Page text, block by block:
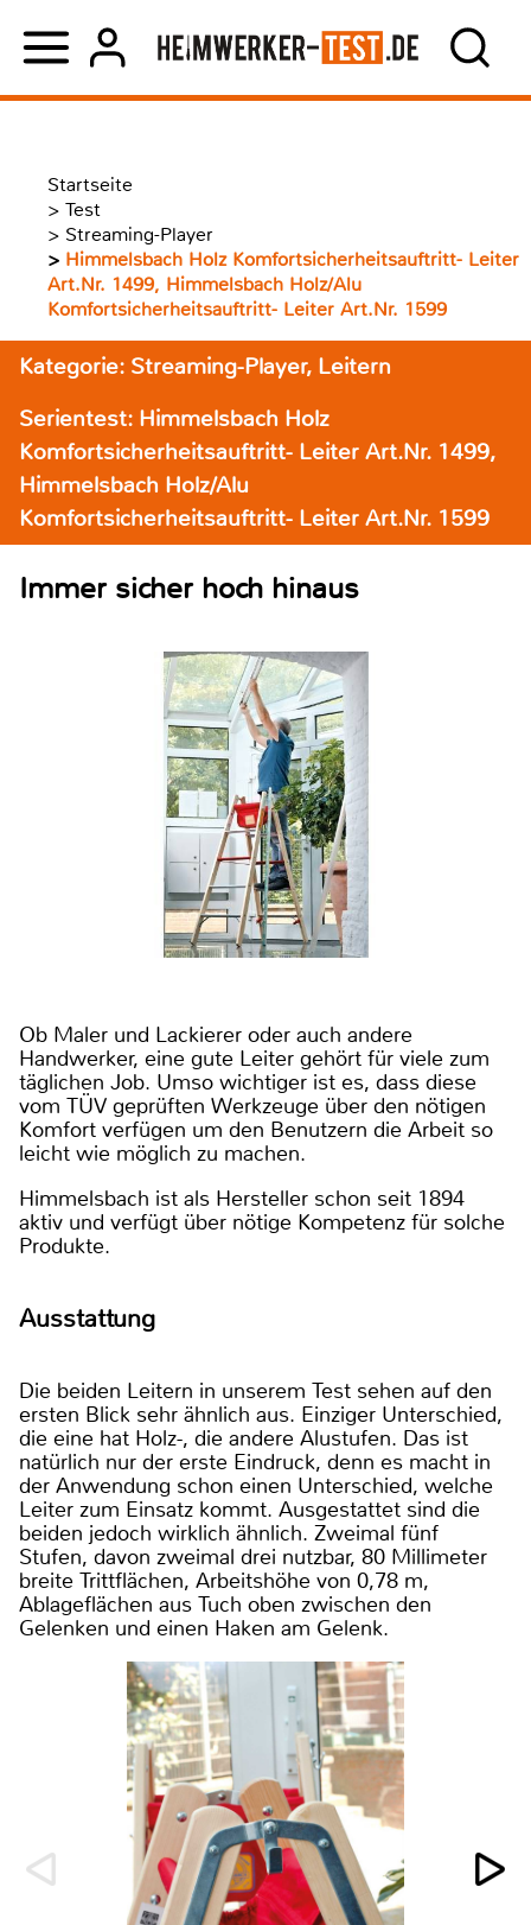
Startseite
> Test
> Streaming-Player
> Himmelsbach Holz Komfortsicherheitsauftritt- Leiter
Art.Nr. 1499, Himmelsbach Holz/Alu
Komfortsicherheitsauftritt- Leiter Art.Nr. 1599
Kategorie: Streaming-Player, Leitern
Serientest: Himmelsbach Holz
Komfortsicherheitsauftritt- Leiter Art.Nr. 1499,
Himmelsbach Holz/Alu
Komfortsicherheitsauftritt- Leiter Art.Nr. 1599
Immer sicher hoch hinaus
Ob Maler und Lackierer oder auch andere
Handwerker, eine gute Leiter gehört für viele zum
täglichen Job. Umso wichtiger ist es, dass diese
vom TÜV geprüften Werkzeuge über den nötigen
Komfort verfügen um den Benutzern die Arbeit so
leicht wie möglich zu machen.
Himmelsbach ist als Hersteller schon seit 1894
aktiv und verfügt über nötige Kompetenz für solche
Produkte.
Ausstattung
Die beiden Leitern in unserem Test sehen auf den
ersten Blick sehr ähnlich aus. Einziger Unterschied,
die eine hat Holz-, die andere Alustufen. Das ist
natürlich nur der erste Eindruck, denn es macht in
der Anwendung schon einen Unterschied, welche
Leiter zum Einsatz kommt. Ausgestattet sind die
beiden jedoch wirklich ähnlich. Zweimal fünf
Stufen, davon zweimal drei nutzbar, 80 Millimeter
breite Trittflächen, Arbeitshöhe von 0,78 m,
Ablageflächen aus Tuch oben zwischen den
Gelenken und einen Haken am Gelenk.